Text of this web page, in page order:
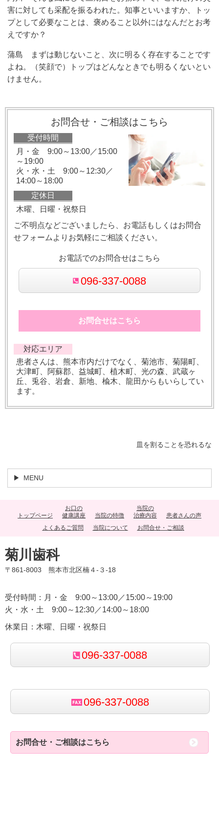
害に対しても采配を振るわれた。知事といいますか、トッ
プとして必要なことは、褒めること以外にはなんだとお考
えですか？
蒲島 まずは動じないこと、次に明るく存在することです
よね。（笑顔で）トップはどんなときでも明るくないとい
けません。
お問合せ・ご相談はこちら
受付時間
月・金 9:00～13:00／15:00
～19:00
火・水・土 9:00～12:30／
14:00～18:00
定休日
木曜、日曜・祝祭日
ご不明点などございましたら、お電話もしくはお問合
せフォームよりお気軽にご相談ください。
お電話でのお問合せはこちら
096-337-0088
お問合せはこちら
対応エリア
患者さんは、熊本市内だけでなく、菊池市、菊陽町、
大津町、阿蘇郡、益城町、植木町、光の森、武蔵ヶ
丘、兎谷、岩倉、新地、楡木、龍田からもいらしてい
ます。
皿を割ることを恐れるな
MENU
トップページ
お口の
健康講座
当院の特徴
当院の
治療内容
患者さんの声
よくあるご質問
当院について お問合せ・ご相談
菊川歯科
〒861-8003 熊本市北区楠４-３-18
受付時間：月・金 9:00～13:00／15:00～19:00
火・水・土 9:00～12:30／14:00～18:00
休業日：木曜、日曜・祝祭日
096-337-0088
096-337-0088
お問合せ・ご相談はこちら